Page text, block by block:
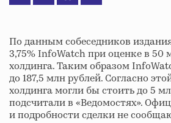
По данным собеседников
3,75% InfoWatch при оценке в 50
холдинга. Таким образом
до 187,5 млн рублей. Согласно
холдинга могли бы стоить до 5
подсчитали в «Ведомостях».
и подробности сделки не